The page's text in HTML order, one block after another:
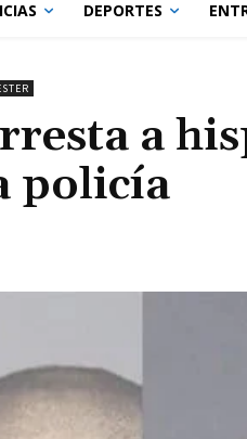
DEPORTES
a
policía